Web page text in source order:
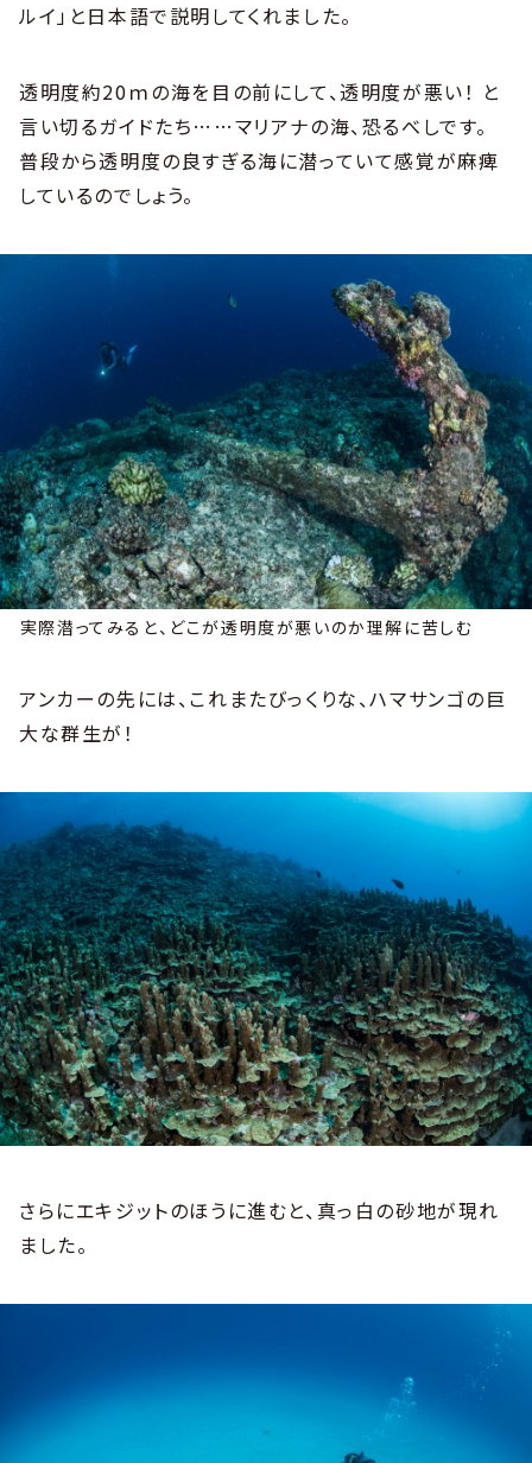
ルイ」と日本語で説明してくれました。
透明度約20ｍの海を目の前にして、透明度が悪い！ と
言い切るガイドたち……マリアナの海、恐るべしです。
普段から透明度の良すぎる海に潜っていて感覚が麻痺
しているのでしょう。
実際潜ってみると、どこが透明度が悪いのか理解に苦しむ
アンカーの先には、これまたびっくりな、ハマサンゴの巨
大な群生が！
さらにエキジットのほうに進むと、真っ白の砂地が現れ
ました。